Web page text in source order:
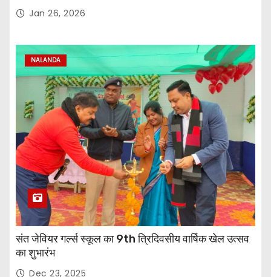
Jan 26, 2026
NALANDA
संत जेवियर गर्ल्स स्कूल का 9th त्रिदिवसीय वार्षिक खेल उत्सव
का शुभारंभ
Dec 23, 2025